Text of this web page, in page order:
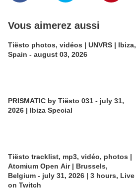
Vous aimerez aussi
Tiësto photos, vidéos | UNVRS | Ibiza,
Spain - august 03, 2026
PRISMATIC by Tiësto 031 - july 31,
2026 | Ibiza Special
Tiësto tracklist, mp3, vidéo, photos |
Atomium Open Air | Brussels,
Belgium - july 31, 2026 | 3 hours, Live
on Twitch